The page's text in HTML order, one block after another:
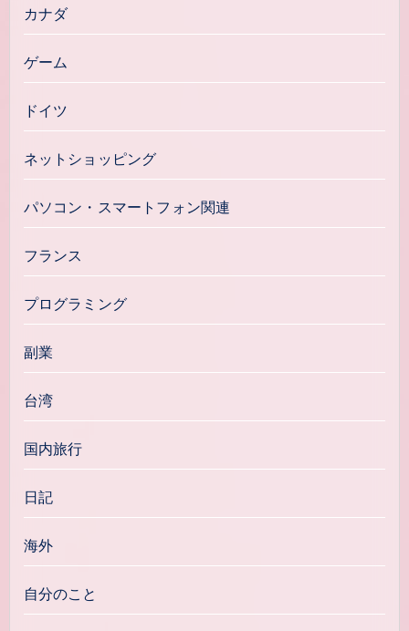
カナダ
ゲーム
ドイツ
ネットショッピング
パソコン・スマートフォン関連
フランス
プログラミング
副業
台湾
国内旅行
日記
海外
自分のこと